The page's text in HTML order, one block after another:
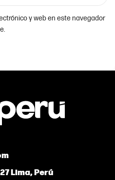
y web en este navegador
Lima, Perú